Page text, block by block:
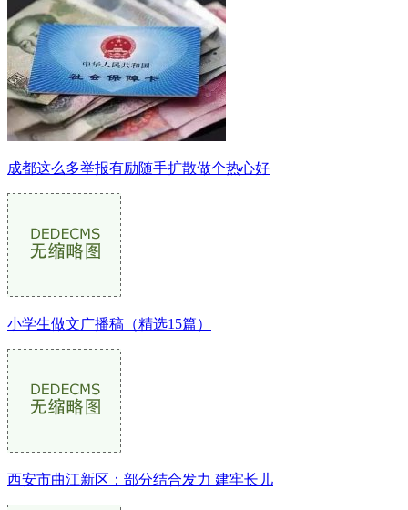
成都这么多举报有励随手扩散做个热心好
小学生做文广播稿（精选15篇）
西安市曲江新区：部分结合发力 建牢长儿